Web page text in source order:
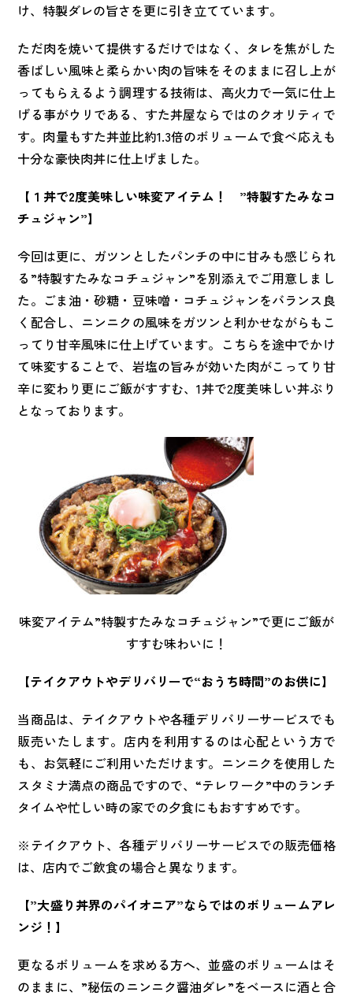
け、特製ダレの旨さを更に引き立てています。
ただ肉を焼いて提供するだけではなく、タレを焦がした
香ばしい風味と柔らかい肉の旨味をそのままに召し上が
ってもらえるよう調理する技術は、高火力で一気に仕上
げる事がウリである、すた丼屋ならではのクオリティで
す。肉量もすた丼並比約1.3倍のボリュームで食べ応えも
十分な豪快肉丼に仕上げました。
【１丼で2度美味しい味変アイテム！ ”特製すたみなコ
チュジャン”】
今回は更に、ガツンとしたパンチの中に甘みも感じられ
る”特製すたみなコチュジャン”を別添えでご用意しまし
た。ごま油・砂糖・豆味噌・コチュジャンをバランス良
く配合し、ニンニクの風味をガツンと利かせながらもこ
ってり甘辛風味に仕上げています。こちらを途中でかけ
て味変することで、岩塩の旨みが効いた肉がこってり甘
辛に変わり更にご飯がすすむ、1丼で2度美味しい丼ぶり
となっております。
味変アイテム”特製すたみなコチュジャン”で更にご飯が
すすむ味わいに！
【テイクアウトやデリバリーで“おうち時間”のお供に】
当商品は、テイクアウトや各種デリバリーサービスでも
販売いたします。店内を利用するのは心配という方で
も、お気軽にご利用いただけます。ニンニクを使用した
スタミナ満点の商品ですので、“テレワーク”中のランチ
タイムや忙しい時の家での夕食にもおすすめです。
※テイクアウト、各種デリバリーサービスでの販売価格
は、店内でご飲食の場合と異なります。
【”大盛り丼界のパイオニア”ならではのボリュームアレ
ンジ！】
更なるボリュームを求める方へ、並盛のボリュームはそ
のままに、”秘伝のニンニク醤油ダレ”をベースに酒と合